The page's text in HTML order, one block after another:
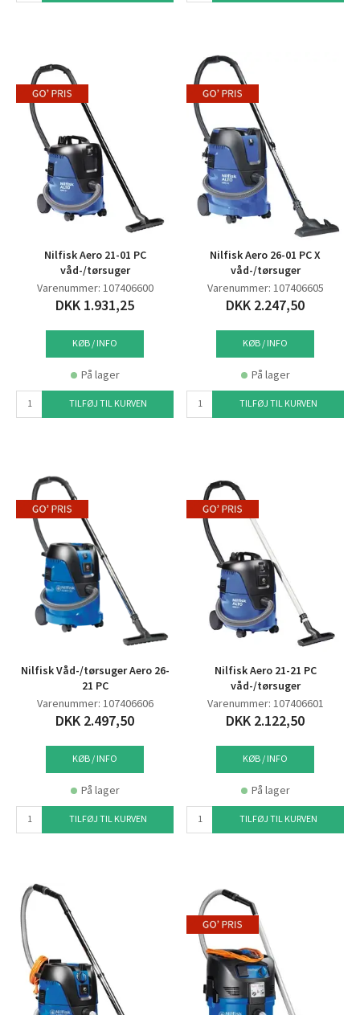
Nilfisk Aero 21-01 PC
våd-/tørsuger
Varenummer: 107406600
DKK 1.931,25
KØB / INFO
På lager
TILFØJ TIL KURVEN
Nilfisk Aero 26-01 PC X
våd-/tørsuger
Varenummer: 107406605
DKK 2.247,50
KØB / INFO
På lager
TILFØJ TIL KURVEN
Nilfisk Våd-/tørsuger Aero 26-
21 PC
Varenummer: 107406606
DKK 2.497,50
KØB / INFO
På lager
TILFØJ TIL KURVEN
Nilfisk Aero 21-21 PC
våd-/tørsuger
Varenummer: 107406601
DKK 2.122,50
KØB / INFO
På lager
TILFØJ TIL KURVEN